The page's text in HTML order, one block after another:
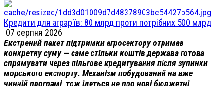
Кредити для аграріїв: 80 млрд проти потрібних 500 млрд
07 серпня 2026
Екстрений пакет підтримки агросектору отримав
конкретну суму — саме стільки коштів держава готова
спрямувати через пільгове кредитування після зупинки
морського експорту. Механізм побудований на вже
чинній програмі, тож ідеться не про нові бюджетні